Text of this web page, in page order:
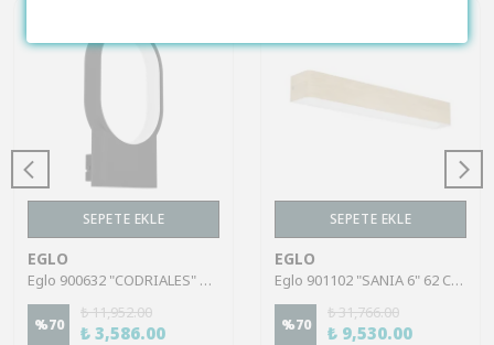
SEPETE EKLE
EGLO
Eglo 900632 "CODRIALES" Alüminyum Siyah Duvar Aplik
%70
₺ 11,952.00
₺ 3,586.00
SEPETE EKLE
EGLO
Eglo 901102 "SANIA 6" 62 Cm Uzunluğunda Kahverengi Çelik Duvar Aplik Ip44
%70
₺ 31,766.00
₺ 9,530.00